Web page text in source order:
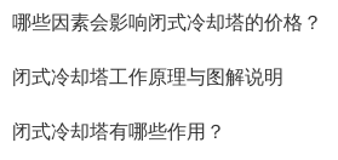
哪些因素会影响闭式冷却塔的价格？
闭式冷却塔工作原理与图解说明
闭式冷却塔有哪些作用？